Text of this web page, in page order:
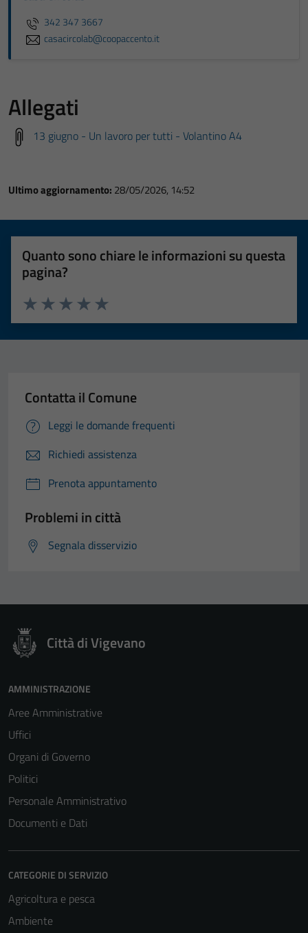
342 347 3667
casacircolab@coopaccento.it
Allegati
13 giugno - Un lavoro per tutti - Volantino A4
Ultimo aggiornamento: 28/05/2026, 14:52
Quanto sono chiare le informazioni su questa
pagina?
Valuta 5 stelle su 5
Valuta 4 stelle su 5
Valuta 3 stelle su 5
Valuta 2 stelle su 5
Valuta 1 stelle su 5
Contatta il Comune
Leggi le domande frequenti
Richiedi assistenza
Prenota appuntamento
Problemi in città
Segnala disservizio
Città di Vigevano
AMMINISTRAZIONE
Aree Amministrative
Uffici
Organi di Governo
Politici
Personale Amministrativo
Documenti e Dati
CATEGORIE DI SERVIZIO
Agricoltura e pesca
Ambiente
per il